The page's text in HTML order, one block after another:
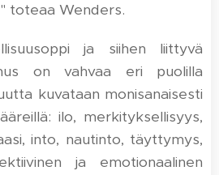
toteaa Wenders.
ja siihen liittyvä
on vahvaa eri puolilla
kuvataan monisanaisesti
ilo, merkityksellisyys,
into, nautinto, täyttymys,
ja emotionaalinen